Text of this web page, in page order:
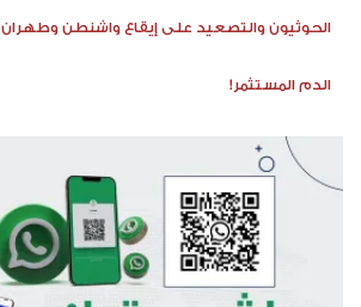
الحوثيون والتصعيد على إيقاع واشنطن وطهران
الدم المستثمر!